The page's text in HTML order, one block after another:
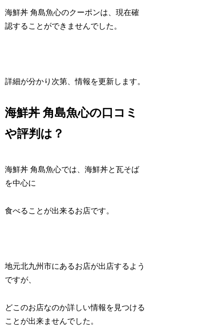
海鮮丼 角島魚心のクーポンは、現在確
認することができませんでした。
詳細が分かり次第、情報を更新します。
海鮮丼 角島魚心の口コミ
や評判は？
海鮮丼 角島魚心では、海鮮丼と瓦そば
を中心に
食べることが出来るお店です。
地元北九州市にあるお店が出店するよう
ですが、
どこのお店なのか詳しい情報を見つける
ことが出来ませんでした。